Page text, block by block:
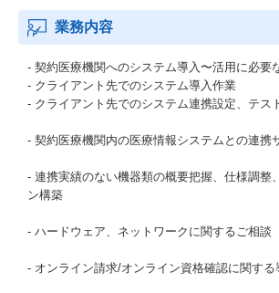
業務内容
- 契約医療機関へのシステム導入〜活用に必要
- クライアント先でのシステム導入作業
- クライアント先でのシステム連携設定、テス
- 契約医療機関内の医療情報システムとの連携
- 連携実績のない機器類の概要把握、仕様調整
ン構築
- ハードウェア、ネットワークに関するご相談
- オンライン請求/オンライン資格確認に関する